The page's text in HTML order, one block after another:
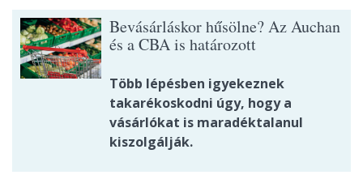
Bevásárláskor hűsölne? Az Auchan
és a CBA is határozott
Több lépésben igyekeznek
takarékoskodni úgy, hogy a
vásárlókat is maradéktalanul
kiszolgálják.